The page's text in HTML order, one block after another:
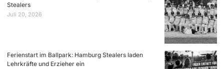
Stealers
Juli 20, 2026
Ferienstart im Ballpark: Hamburg Stealers laden
Lehrkräfte und Erzieher ein